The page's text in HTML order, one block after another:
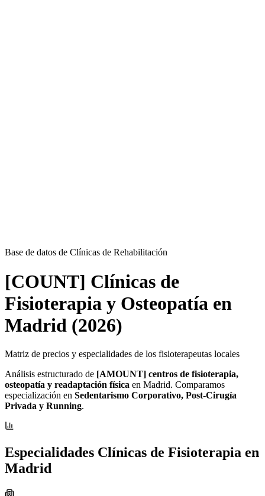
Base de datos de Clínicas de Rehabilitación
[COUNT] Clínicas de
Fisioterapia y Osteopatía en
Madrid (2026)
Matriz de precios y especialidades de los fisioterapeutas locales
Análisis estructurado de [AMOUNT] centros de fisioterapia,
osteopatía y readaptación física en Madrid. Comparamos
especialización en Sedentarismo Corporativo, Post-Cirugía
Privada y Running.
Especialidades Clínicas de Fisioterapia en
Madrid